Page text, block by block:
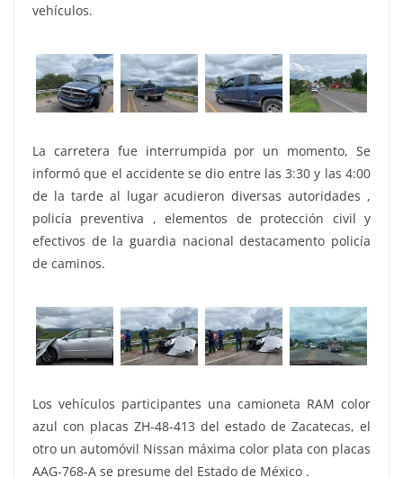
vehículos.
La carretera fue interrumpida por un momento, Se
informó que el accidente se dio entre las 3:30 y las 4:00
de la tarde al lugar acudieron diversas autoridades ,
policía preventiva , elementos de protección civil y
efectivos de la guardia nacional destacamento policía
de caminos.
Los vehículos participantes una camioneta RAM color
azul con placas ZH-48-413 del estado de Zacatecas, el
otro un automóvil Nissan máxima color plata con placas
AAG-768-A se presume del Estado de México .